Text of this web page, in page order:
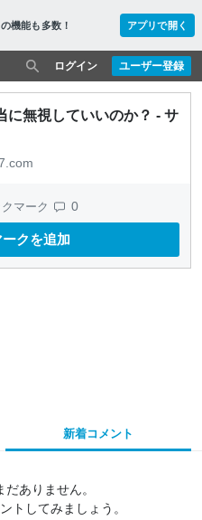
機能も多数！ アプリで開く
ユーザー登録
ログイン
に無視していいのか？ - サ
マーク 0
クを追加
新着コメント
ありません。
トしてみましょう。